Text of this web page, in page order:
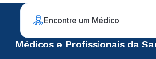
Encontre um Médico
Médicos e Profissionais da